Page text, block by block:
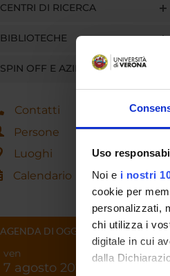
Uso
Noi e i nostri
cookie per
personalizzati,
chi utilizza i
digitale in cui
dalla
CENTRI DI RICERCA
BIBLIOTECHE
SPIN OFF E AZIENDE
Contatti
Persone
Luoghi
Calendario
AGENDA DI OGGI
ven
7 agosto 2026